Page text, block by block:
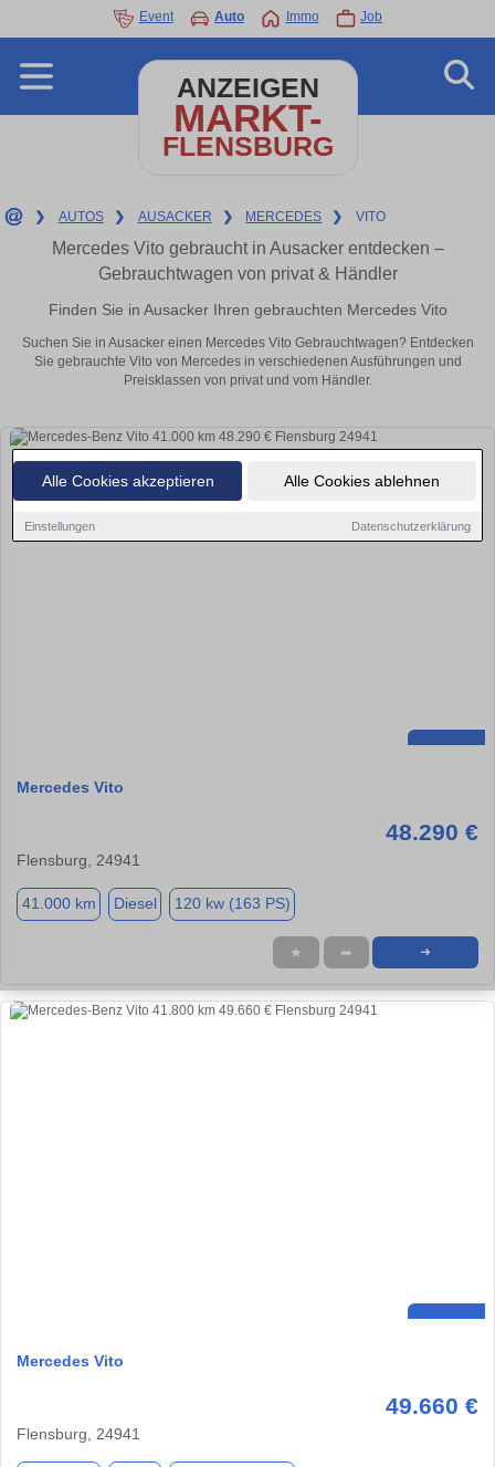
Alle Cookies akzeptieren Alle Cookies ablehnen
Einstellungen Datenschutzerklärung
Event Auto Immo Job
ANZEIGEN
MARKT-
FLENSBURG
❯ AUTOS ❯ AUSACKER ❯ MERCEDES ❯ VITO
Mercedes Vito gebraucht in Ausacker entdecken –
Gebrauchtwagen von privat & Händler
Finden Sie in Ausacker Ihren gebrauchten Mercedes Vito
Suchen Sie in Ausacker einen Mercedes Vito Gebrauchtwagen? Entdecken
Sie gebrauchte Vito von Mercedes in verschiedenen Ausführungen und
Preisklassen von privat und vom Händler.
Mercedes Vito
48.290 €
Flensburg, 24941
41.000 km Diesel 120 kw (163 PS)
★ ➦ ➜
Mercedes Vito
49.660 €
Flensburg, 24941